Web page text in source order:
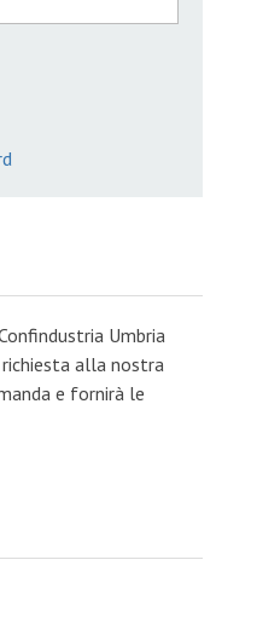
Umbria
richiesta alla nostra
e fornirà le